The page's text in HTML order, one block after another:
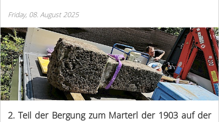
Friday, 08. August 2025
2. Teil der Bergung zum Marterl der 1903 auf der